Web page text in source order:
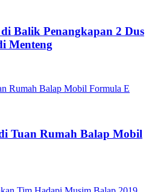
Balik Penangkapan 2 Dus
Menteng
Tuan Rumah Balap Mobil